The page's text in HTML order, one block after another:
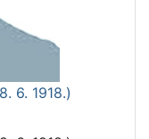
6. 1918.)